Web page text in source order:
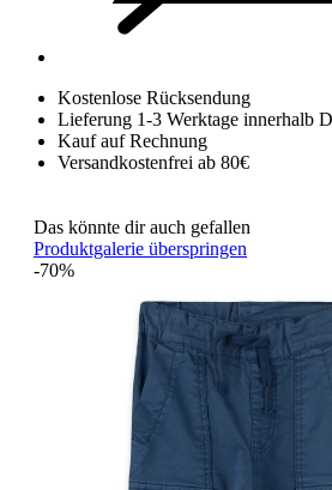
Kostenlose Rücksendung
Lieferung 1-3 Werktage innerhalb
Kauf auf Rechnung
Versandkostenfrei ab 80€
Das könnte dir auch gefallen
Produktgalerie überspringen
-70%